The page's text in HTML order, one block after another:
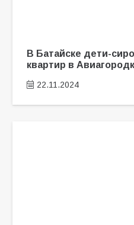
В Батайске дети-
квартир в
22.11.2024